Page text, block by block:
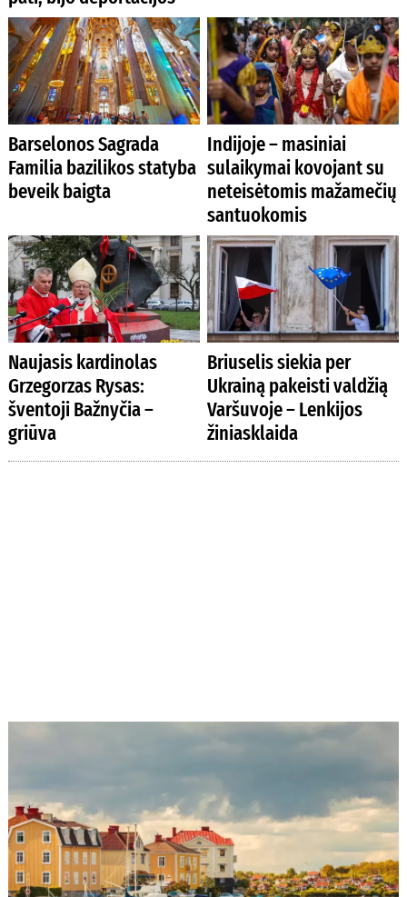
Barselonos Sagrada
Familia bazilikos statyba
beveik baigta
Indijoje – masiniai
sulaikymai kovojant su
neteisėtomis mažamečių
santuokomis
Naujasis kardinolas
Grzegorzas Rysas:
šventoji Bažnyčia –
griūva
Briuselis siekia per
Ukrainą pakeisti valdžią
Varšuvoje – Lenkijos
žiniasklaida